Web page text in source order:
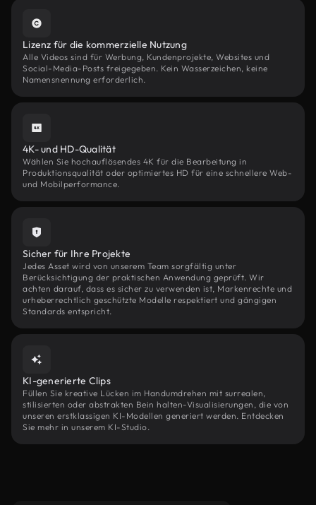
Lizenz für die kommerzielle Nutzung
Alle Videos sind für Werbung, Kundenprojekte, Websites und
Social-Media-Posts freigegeben. Kein Wasserzeichen, keine
Namensnennung erforderlich.
4K- und HD-Qualität
Wählen Sie hochauflösendes 4K für die Bearbeitung in
Produktionsqualität oder optimiertes HD für eine schnellere Web-
und Mobilperformance.
Sicher für Ihre Projekte
Jedes Asset wird von unserem Team sorgfältig unter
Berücksichtigung der praktischen Anwendung geprüft. Wir
achten darauf, dass es sicher zu verwenden ist, Markenrechte und
urheberrechtlich geschützte Modelle respektiert und gängigen
Standards entspricht.
KI-generierte Clips
Füllen Sie kreative Lücken im Handumdrehen mit surrealen,
stilisierten oder abstrakten Bein halten-Visualisierungen, die von
unseren erstklassigen KI-Modellen generiert werden. Entdecken
Sie mehr in unserem KI-Studio.